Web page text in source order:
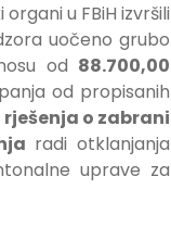
u FBiH izvršili
uočeno grubo
od 88.700,00
od propisanih
rješenja o zabrani
radi otklanjanja
uprave za